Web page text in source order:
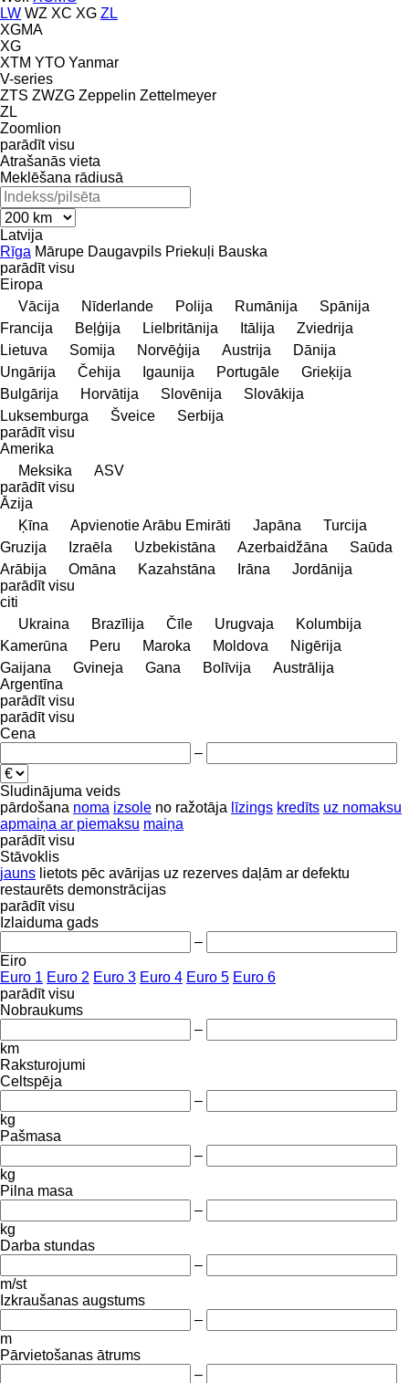
LW WZ XC XG ZL
XGMA
XG
XTM YTO Yanmar
V-series
ZTS ZWZG Zeppelin Zettelmeyer
ZL
Zoomlion
parādīt visu
Atrašanās vieta
Meklēšana rādiusā
Latvija
Rīga Mārupe Daugavpils Priekuļi Bauska
parādīt visu
Eiropa
Vācija
Nīderlande Polija Rumānija
Spānija
Francija
Beļģija Lielbritānija Itālija
Zviedrija
Lietuva
Somija Norvēģija Austrija
Dānija
Ungārija
Čehija Igaunija Portugāle
Grieķija
Bulgārija
Horvātija Slovēnija
Slovākija
Luksemburga
Šveice
Serbija
parādīt visu
Amerika
Meksika
ASV
parādīt visu
Āzija
Ķīna
Apvienotie Arābu Emirāti Japāna
Turcija
Gruzija
Izraēla Uzbekistāna Azerbaidžāna
Saūda
Arābija
Omāna Kazahstāna Irāna
Jordānija
parādīt visu
citi
Ukraina
Brazīlija Čīle Urugvaja
Kolumbija
Kamerūna
Peru Maroka Moldova
Nigērija
Gaijana
Gvineja Gana Bolīvija
Austrālija
Argentīna
parādīt visu
parādīt visu
Cena
–
Sludinājuma veids
pārdošana noma izsole no ražotāja līzings kredīts uz nomaksu
apmaiņa ar piemaksu maiņa
parādīt visu
Stāvoklis
jauns lietots pēc avārijas uz rezerves daļām ar defektu
restaurēts demonstrācijas
parādīt visu
Izlaiduma gads
–
Eiro
Euro 1 Euro 2 Euro 3 Euro 4 Euro 5 Euro 6
parādīt visu
Nobraukums
–
km
Raksturojumi
Celtspēja
–
kg
Pašmasa
–
kg
Pilna masa
–
kg
Darba stundas
–
m/st
Izkraušanas augstums
–
m
Pārvietošanas ātrums
–